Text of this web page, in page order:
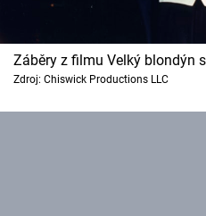
Záběry z filmu Velký blondýn
Zdroj: Chiswick Productions LLC